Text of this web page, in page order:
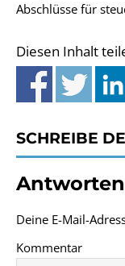
Abschlüsse für
Diesen Inhalt
SCHREIBE
Antworten
Deine E-Mail-
Kommentar